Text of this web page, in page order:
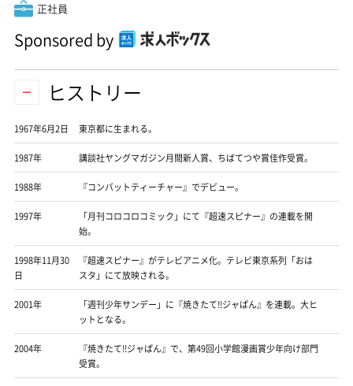
正社員
Sponsored by
ヒストリー
1967年6月2日 東京都に生まれる。
1987年 講談社ヤングマガジン月間新人賞、ちばてつや賞佳作受賞。
1988年 『コンバットティーチャー』でデビュー。
1997年
「月刊コロコロコミック」にて『超速スピナー』の連載を開
始。
1998年11月30
日
『超速スピナー』がテレビアニメ化。テレビ東京系列「おは
スタ」にて放映される。
2001年
「週刊少年サンデー」に『焼きたて!!ジャぱん』を連載。大ヒ
ットとなる。
2004年
『焼きたて!!ジャぱん』で、第49回小学館漫画賞少年向け部門
受賞。